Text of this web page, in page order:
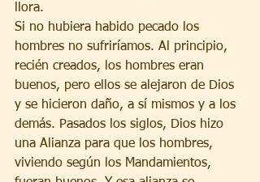
llora.
Si no hubiera habido pecado los
hombres no sufriríamos. Al principio,
recién creados, los hombres eran
buenos, pero ellos se alejaron de Dios
y se hicieron daño, a sí mismos y a los
demás. Pasados los siglos, Dios hizo
una Alianza para que los hombres,
viviendo según los Mandamientos,